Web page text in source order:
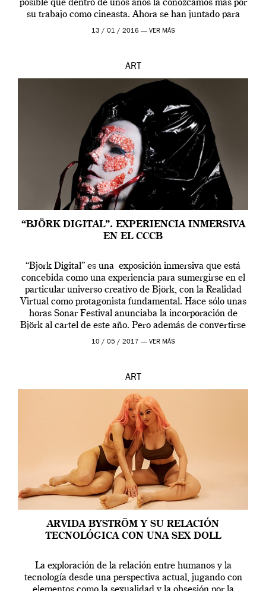
posible que dentro de unos años la conozcamos más por
su trabajo como cineasta. Ahora se han juntado para
contarnos una […]
13 / 01 / 2016 — VER MÁS
ART
“BJÖRK DIGITAL”. EXPERIENCIA INMERSIVA
EN EL CCCB
“Bjork Digital” es una exposición inmersiva que está
concebida como una experiencia para sumergirse en el
particular universo creativo de Björk, con la Realidad
Virtual como protagonista fundamental. Hace sólo unas
horas Sonar Festival anunciaba la incorporación de
Björk al cartel de este año. Pero además de convertirse
en una de las actuaciones más relevantes […]
10 / 05 / 2017 — VER MÁS
ART
ARVIDA BYSTRÖM Y SU RELACIÓN
TECNOLÓGICA CON UNA SEX DOLL
La exploración de la relación entre humanos y la
tecnología desde una perspectiva actual, jugando con